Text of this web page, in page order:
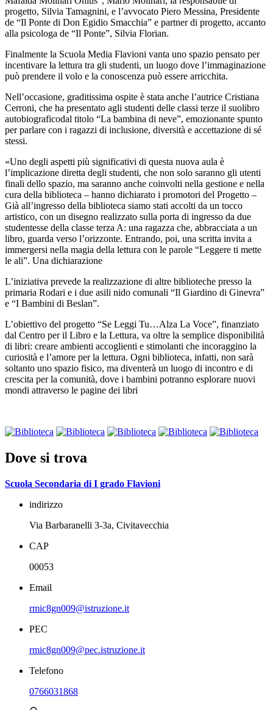
progetto, Silvia Tamagnini, e l’avvocato Piero Messina, Presidente
de “Il Ponte di Don Egidio Smacchia” e partner di progetto, accanto
alla psicologa de “Il Ponte”, Silvia Florian.
Finalmente la Scuola Media Flavioni vanta uno spazio pensato per
incentivare la lettura tra gli studenti, un luogo dove l’immaginazione
può prendere il volo e la conoscenza può essere arricchita.
Nell’occasione, graditissima ospite è stata anche l’autrice Cristiana
Cerroni, che ha presentato agli studenti delle classi terze il suolibro
autobiograficodal titolo “La bambina di neve”, emozionante spunto
per parlare con i ragazzi di inclusione, diversità e accettazione di sé
stessi.
«Uno degli aspetti più significativi di questa nuova aula è
l’implicazione diretta degli studenti, che non solo saranno gli utenti
finali dello spazio, ma saranno anche coinvolti nella gestione e nella
cura della biblioteca – hanno dichiarato i promotori del Progetto –
Già all’ingresso della biblioteca siamo stati accolti da un tocco
artistico, con un disegno realizzato sulla porta di ingresso da due
studentesse della classe terza A: una ragazza che, abbracciata a un
libro, guarda verso l’orizzonte. Entrando, poi, una scritta invita a
immergersi nella magia della lettura con le parole “Leggere ti mette
le ali”. Una dichiarazione
L’iniziativa prevede la realizzazione di altre biblioteche presso la
primaria Rodari e i due asili nido comunali “Il Giardino di Ginevra”
e “I Bambini di Beslan”.
L’obiettivo del progetto “Se Leggi Tu…Alza La Voce”, finanziato
dal Centro per il Libro e la Lettura, va oltre la semplice disponibilità
di libri: creare ambienti accoglienti e stimolanti che incoraggino la
curiosità e l’amore per la lettura. Ogni biblioteca, infatti, non sarà
soltanto uno spazio fisico, ma diventerà un luogo di incontro e di
crescita per la comunità, dove i bambini potranno esplorare nuovi
mondi attraverso le pagine dei libri
Dove si trova
Scuola Secondaria di I grado Flavioni
indirizzo
Via Barbaranelli 3-3a, Civitavecchia
CAP
00053
Email
rmic8gn009@istruzione.it
PEC
rmic8gn009@pec.istruzione.it
Telefono
0766031868